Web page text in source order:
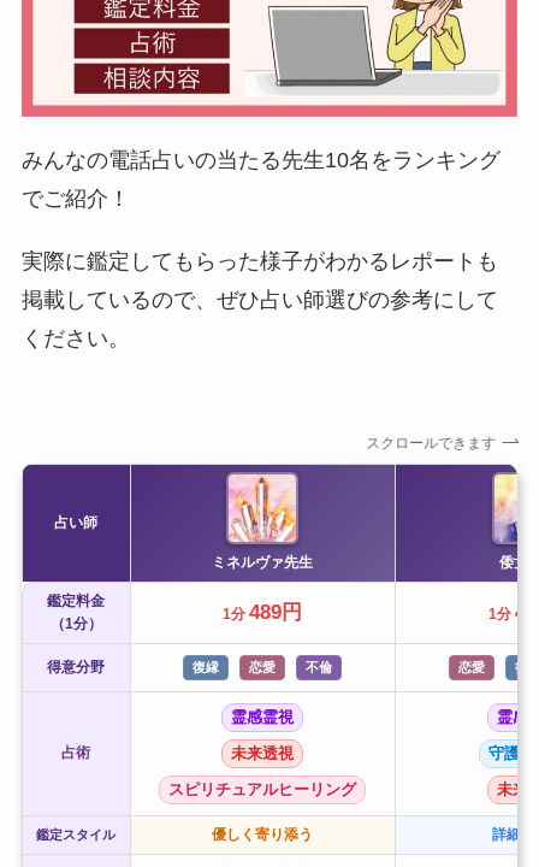
みんなの電話占いの当たる先生10名をランキング
でご紹介！
実際に鑑定してもらった様子がわかるレポートも
掲載しているので、ぜひ占い師選びの参考にして
ください。
スクロールできます
占い師
ミネルヴァ先生 倭女
鑑定料金
（1分）
1分489円 1分
得意分野 復縁 恋愛 不倫 恋愛 復
占術
霊感霊視
未来透視
スピリチュアルヒーリング
霊感
守護
未来
鑑定スタイル 優しく寄り添う 詳細に